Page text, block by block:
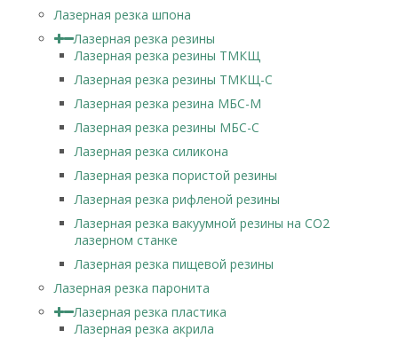
Лазерная резка шпона
Лазерная резка резины
Лазерная резка резины ТМКЩ
Лазерная резка резины ТМКЩ-С
Лазерная резка резина МБС-М
Лазерная резка резины МБС-С
Лазерная резка силикона
Лазерная резка пористой резины
Лазерная резка рифленой резины
Лазерная резка вакуумной резины на CO2
лазерном станке
Лазерная резка пищевой резины
Лазерная резка паронита
Лазерная резка пластика
Лазерная резка акрила